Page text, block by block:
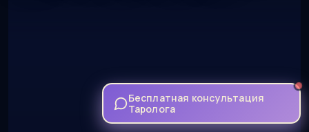
Бесплатная консультация
Таролога